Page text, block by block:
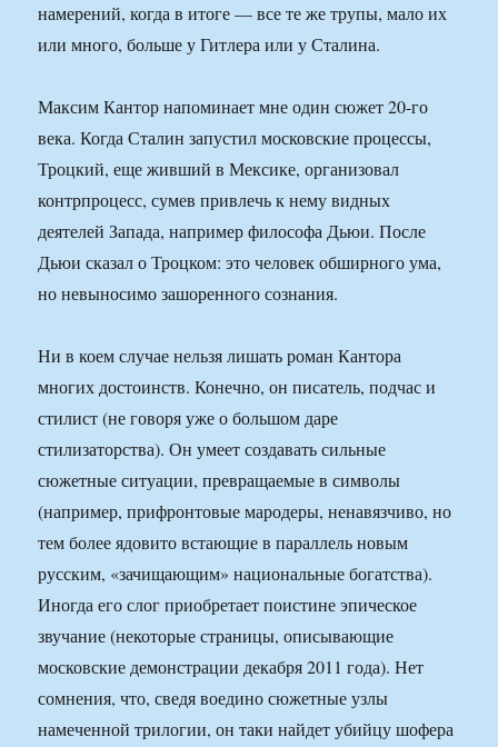
намерений, когда в итоге — все те же трупы, мало их
или много, больше у Гитлера или у Сталина.
Максим Кантор напоминает мне один сюжет 20-го
века. Когда Сталин запустил московские процессы,
Троцкий, еще живший в Мексике, организовал
контрпроцесс, сумев привлечь к нему видных
деятелей Запада, например философа Дьюи. После
Дьюи сказал о Троцком: это человек обширного ума,
но невыносимо зашоренного сознания.
Ни в коем случае нельзя лишать роман Кантора
многих достоинств. Конечно, он писатель, подчас и
стилист (не говоря уже о большом даре
стилизаторства). Он умеет создавать сильные
сюжетные ситуации, превращаемые в символы
(например, прифронтовые мародеры, ненавязчиво, но
тем более ядовито встающие в параллель новым
русским, «зачищающим» национальные богатства).
Иногда его слог приобретает поистине эпическое
звучание (некоторые страницы, описывающие
московские демонстрации декабря 2011 года). Нет
сомнения, что, сведя воедино сюжетные узлы
намеченной трилогии, он таки найдет убийцу шофера